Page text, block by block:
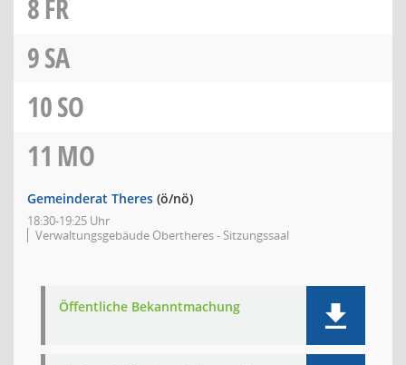
8FR
9SA
10SO
11 MO
Gemeinderat Theres (ö/nö)
18:30-19:25 Uhr
Verwaltungsgebäude Obertheres - Sitzungssaal
Öffentliche Bekanntmachung